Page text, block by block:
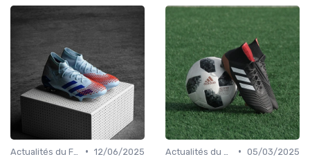
• 12/06/2025
• 05/03/2025